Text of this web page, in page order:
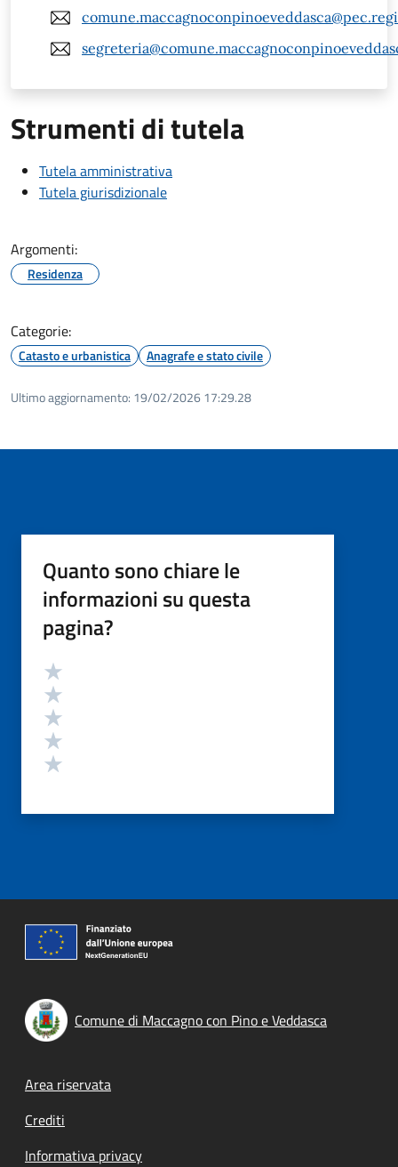
Strumenti di tutela
Tutela amministrativa
Tutela giurisdizionale
Argomenti:
Residenza
Categorie:
Catasto e urbanistica Anagrafe e stato civile
Ultimo aggiornamento: 19/02/2026 17:29.28
Quanto sono chiare le
informazioni su questa
pagina?
Valutazione
Comune di Maccagno con Pino e Veddasca
Footer menu
Area riservata
Crediti
Informativa privacy